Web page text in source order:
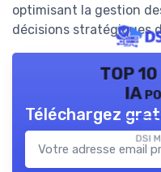
optimisant la gestion
décisions stratégiques
TOP
IA
DSI
Téléchargez